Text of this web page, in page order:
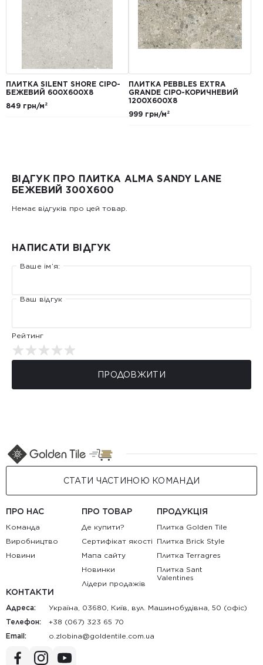
ПЛИТКА SILENT SHORE СІРО-
БЕЖЕВИЙ 600Х600Х8
849 грн/м²
ПЛИТКА PEBBLES EXTRA
GRANDE СІРО-КОРИЧНЕВИЙ
1200Х600Х8
999 грн/м²
ВІДГУК ПРО ПЛИТКА ALMA SANDY LANE
БЕЖЕВИЙ 300X600
Немає відгуків про цей товар.
НАПИСАТИ ВІДГУК
Ваше ім’я:
Ваш відгук
Рейтинг
ПРОДОВЖИТИ
СТАТИ ЧАСТИНОЮ КОМАНДИ
ПРО НАС
Команда
Виробництво
Новини
ПРО ТОВАР
Де купити?
Сертифікат якості
Мапа сайту
Новинки
Лідери продажів
ПРОДУКЦІЯ
Плитка Golden Tile
Плитка Brick Style
Плитка Terragres
Плитка Sant
Valentines
КОНТАКТИ
Адреса:
Україна, 03680, Київ, вул. Машинобудівна, 50 (офіс)
Телефон:
+38 (067) 323 65 70
Email:
au.moc.elitnedlog@anibolz.o